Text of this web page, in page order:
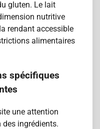
gluten. Le lait
nutritive
rendant accessible
alimentaires
spécifiques
une attention
ingrédients.